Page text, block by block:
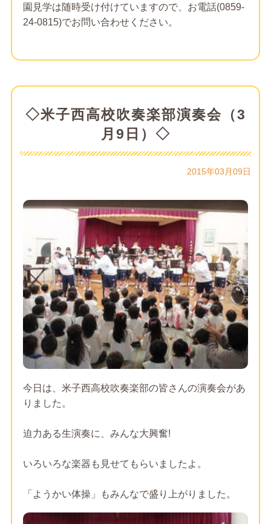
園見学は随時受け付けていますので、お電話(0859-
24-0815)でお問い合わせください。
◇米子西高校吹奏楽部演奏会（3
月9日）◇
2015年03月09日
今日は、米子西高校吹奏楽部の皆さんの演奏会があ
りました。
迫力ある生演奏に、みんな大興奮!
いろいろな楽器も見せてもらいましたよ。
「ようかい体操」もみんなで盛り上がりました。